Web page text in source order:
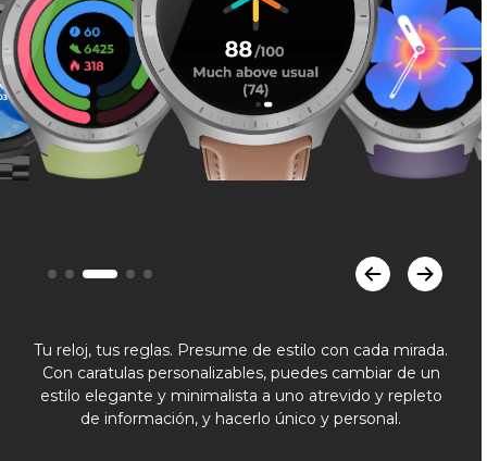
Tu reloj, tus reglas. Presume de estilo con cada mirada.
Con caratulas personalizables, puedes cambiar de un
estilo elegante y minimalista a uno atrevido y repleto
de información, y hacerlo único y personal.